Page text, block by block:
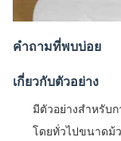
คำถามที่พบบ่อย
เกี่ยวกับตัวอย่าง
มีตัวอย่างสำหรับ
โดยทั่วไปขนาดม้